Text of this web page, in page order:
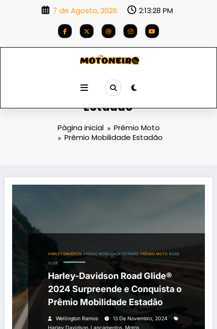
7 de Agosto, 2026 2:13:28 PM
Categoria: Prêmio Mobilidade
Estadão
Página inicial
Prêmio Moto
Prêmio Mobilidade Estadão
HARLEY DAVIDSON PRÊMIO MOBILIDADE ESTADÃO PRÊMIO MOTO ROAD
GLIDE
Harley-Davidson Road Glide®
2024 Surpreende e Conquista o
Prêmio Mobilidade Estadão
Wellington Ramos
13 De Novembro, 2024